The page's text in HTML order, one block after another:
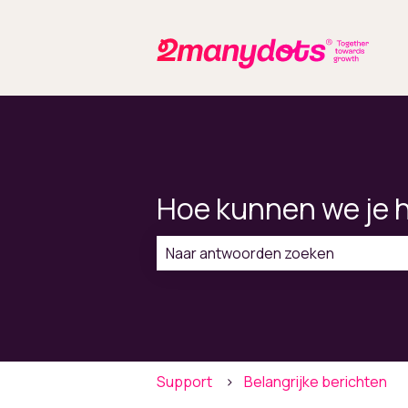
Hoe kunnen we je
Support Belangrijke berichten